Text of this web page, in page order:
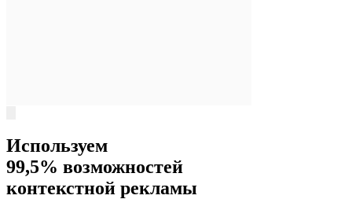
Используем
99,5% возможностей
контекстной рекламы